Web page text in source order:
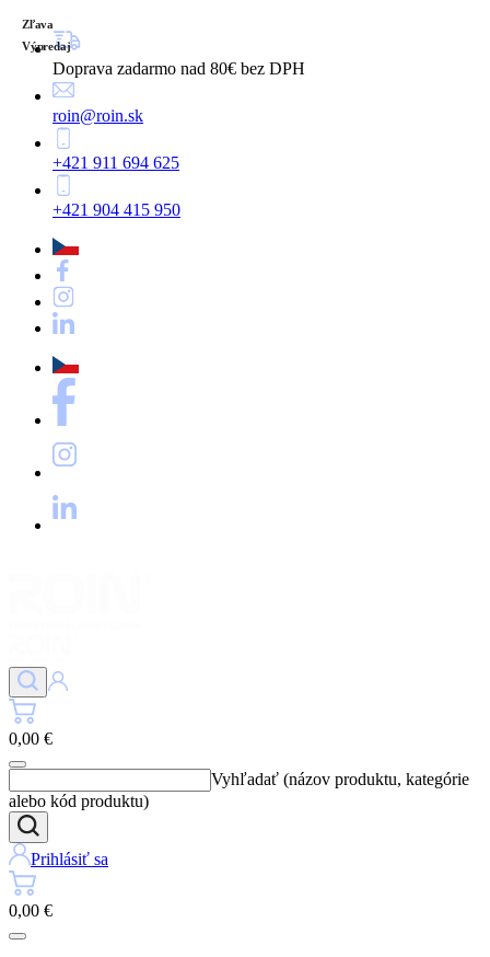
Doprava zadarmo nad 80€ bez DPH
roin@roin.sk
+421 911 694 625
+421 904 415 950
0,00 €
Vyhľadať (názov produktu, kategórie
alebo kód produktu)
Prihlásiť sa
0,00 €
Zľava
Výpredaj